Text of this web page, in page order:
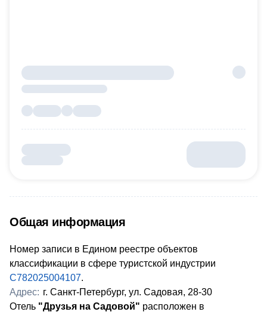
Общая информация
Номер записи в Едином реестре объектов
классификации в сфере туристской индустрии
С782025004107.
Адрес: г. Санкт-Петербург, ул. Садовая, 28-30
Отель "Друзья на Садовой" расположен в